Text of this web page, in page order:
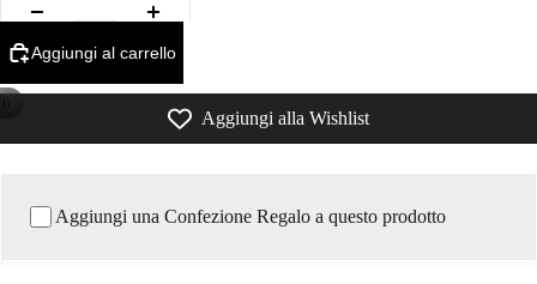
6
Aggiungi al carrello
Aggiungi alla Wishlist
Aggiungi una Confezione Regalo a questo prodotto